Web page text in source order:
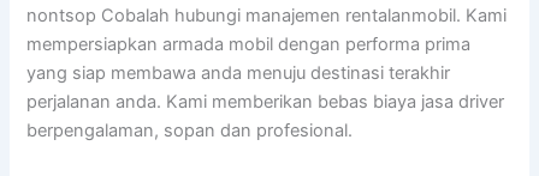
nontsop Cobalah hubungi manajemen rentalanmobil. Kami
mempersiapkan armada mobil dengan performa prima
yang siap membawa anda menuju destinasi terakhir
perjalanan anda. Kami memberikan bebas biaya jasa driver
berpengalaman, sopan dan profesional.